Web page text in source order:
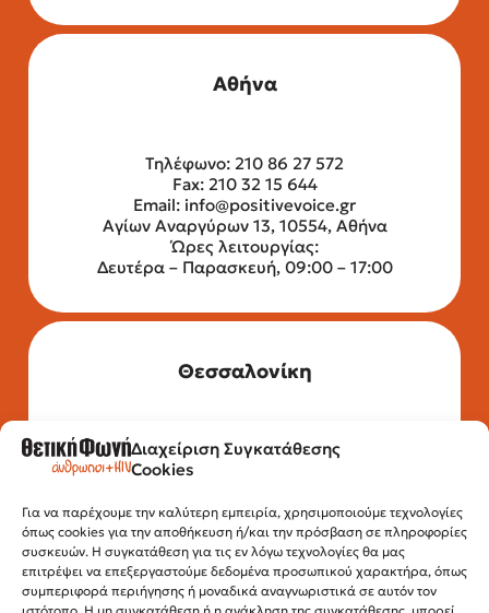
Διαχείριση Συγκατάθεσης
Cookies
Για να παρέχουμε την καλύτερη εμπειρία, χρησιμοποιούμε τεχνολογίες
όπως cookies για την αποθήκευση ή/και την πρόσβαση σε πληροφορίες
συσκευών. Η συγκατάθεση για τις εν λόγω τεχνολογίες θα μας
επιτρέψει να επεξεργαστούμε δεδομένα προσωπικού χαρακτήρα, όπως
συμπεριφορά περιήγησης ή μοναδικά αναγνωριστικά σε αυτόν τον
Αθήνα
Τηλέφωνο: 210 86 27 572
Fax: 210 32 15 644
Email: info@positivevoice.gr
Αγίων Αναργύρων 13, 10554, Αθήνα
Ώρες λειτουργίας:
Δευτέρα – Παρασκευή, 09:00 – 17:00
Θεσσαλονίκη
Τηλέφωνο: 2315 525 020
Fax: 210 32 15 644
Εγνατίας 112, 3ος όροφος, 54622,
Θεσσαλονίκη
Ώρες λειτουργίας:
Δευτέρα – Παρασκευή, 10:00 –14:00